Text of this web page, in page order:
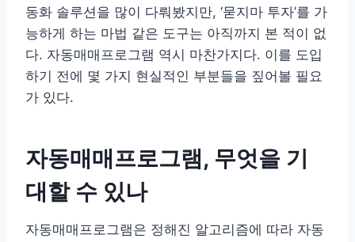
동화 솔루션을 많이 다뤄봤지만, ‘묻지마 투자’를 가
능하게 하는 마법 같은 도구는 아직까지 본 적이 없
다. 자동매매프로그램 역시 마찬가지다. 이를 도입
하기 전에 몇 가지 현실적인 부분들을 짚어볼 필요
가 있다.
자동매매프로그램, 무엇을 기
대할 수 있나
자동매매프로그램은 정해진 알고리즘에 따라 자동